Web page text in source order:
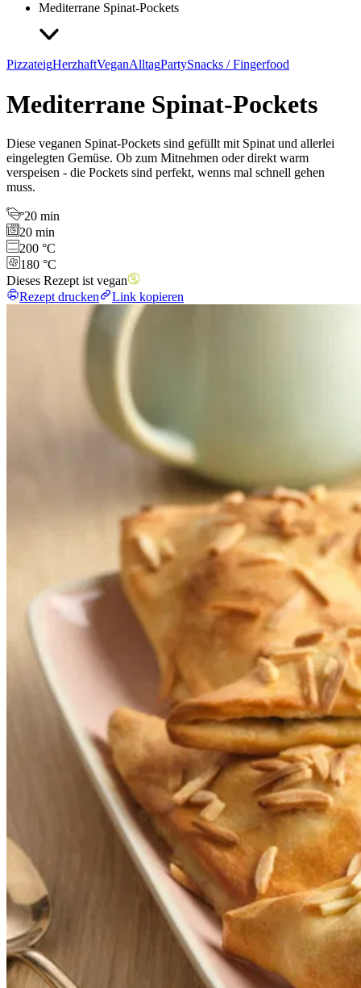
Mediterrane Spinat-Pockets
PizzateigHerzhaftVeganAlltagPartySnacks / Fingerfood
Mediterrane Spinat-Pockets
Diese veganen Spinat-Pockets sind gefüllt mit Spinat und allerlei
eingelegten Gemüse. Ob zum Mitnehmen oder direkt warm
verspeisen - die Pockets sind perfekt, wenns mal schnell gehen
muss.
20 min
20 min
200 °C
180 °C
Dieses Rezept ist vegan
Rezept drucken
Link kopieren